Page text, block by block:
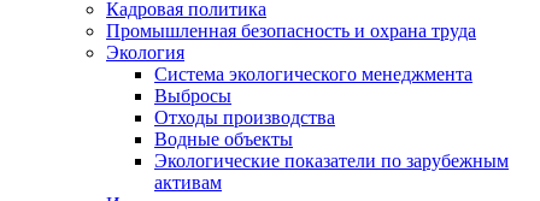
Кадровая политика
Промышленная безопасность и охрана труда
Экология
Система экологического менеджмента
Выбросы
Отходы производства
Водные объекты
Экологические показатели по зарубежным
активам